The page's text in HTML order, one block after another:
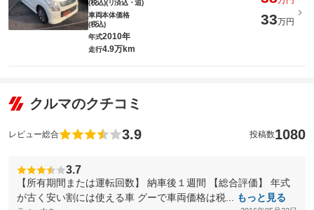
(税込)(リ済込・追)
車両本体価格
(税込)
33万円
年式2010年
走行4.9万km
クルマのクチコミ
レビュー総合 3.9 投稿数1080
3.7
【所有期間または運転回数】 納車後１週間 【総合評価】 年式
が古く安い割には使える車 グーで車両価格は税...
もっと見る